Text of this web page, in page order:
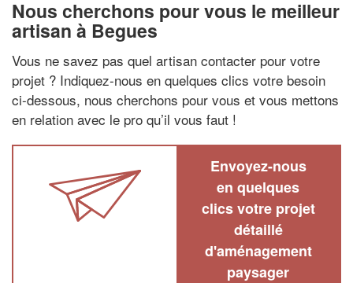
Nous cherchons pour vous le meilleur
artisan à Begues
Vous ne savez pas quel artisan contacter pour votre
projet ? Indiquez-nous en quelques clics votre besoin
ci-dessous, nous cherchons pour vous et vous mettons
en relation avec le pro qu’il vous faut !
Envoyez-nous
en quelques
clics votre projet
détaillé
d'aménagement
paysager